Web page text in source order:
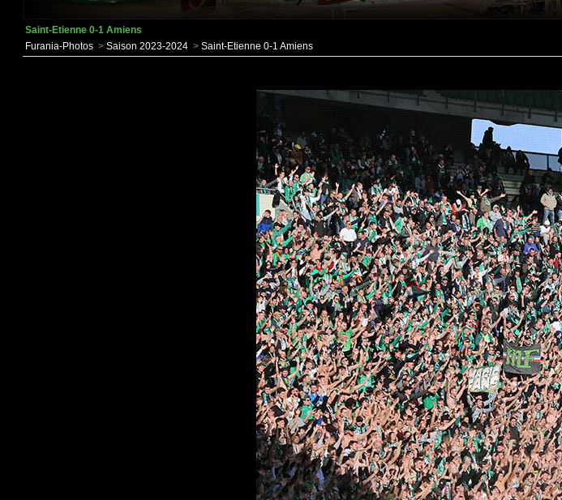
Saint-Etienne 0-1 Amiens
Furania-Photos > Saison 2023-2024 > Saint-Etienne 0-1 Amiens